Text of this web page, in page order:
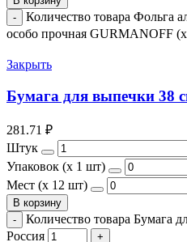
Количество товара Фольга
особо прочная GURMANOFF
Закрыть
Бумага для выпечки 38
281.71 ₽
Штук
Упаковок (x 1 шт)
Мест (x 12 шт)
В корзину
Количество товара Бумага
Россия